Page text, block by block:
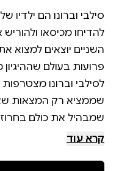
סילבי וברונו הם ילדיו
להדיחו מכיסאו
השניים יוצאים למצוא
לסילבי וברונו
שממציא רק המצאות
שמבהיל את כולם
קרא עוד